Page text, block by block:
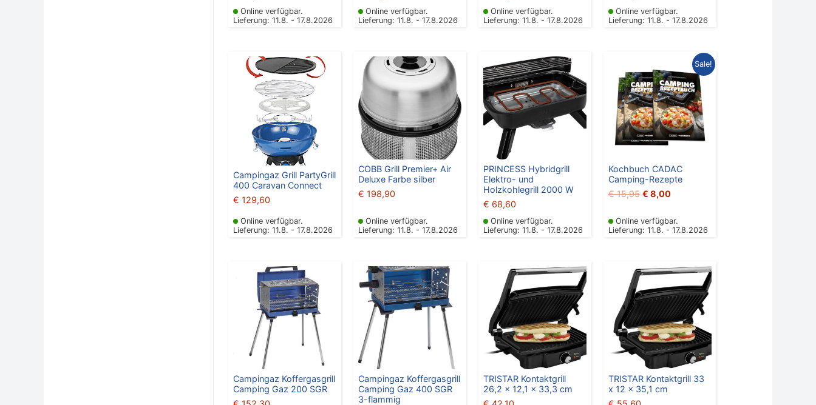
Online verfügbar.
Lieferung: 11.8. - 17.8.2026
Online verfügbar.
Lieferung: 11.8. - 17.8.2026
Online verfügbar.
Lieferung: 11.8. - 17.8.2026
Online verfügbar.
Lieferung: 11.8. - 17.8.2026
Campingaz Grill PartyGrill
400 Caravan Connect
€ 129,60
Online verfügbar.
Lieferung: 11.8. - 17.8.2026
COBB Grill Premier+ Air
Deluxe Farbe silber
€ 198,90
Online verfügbar.
Lieferung: 11.8. - 17.8.2026
PRINCESS Hybridgrill
Elektro- und
Holzkohlegrill 2000 W
€ 68,60
Online verfügbar.
Lieferung: 11.8. - 17.8.2026
Sale!
Kochbuch CADAC
Camping-Rezepte
€15,95
Ursprünglicher
Preis
war:
€ 15,95
€ 8,00
Aktueller
ist:
€ 8,00.
Online verfügbar.
Lieferung: 11.8. - 17.8.2026
Campingaz Koffergasgrill
Camping Gaz 200 SGR
Campingaz Koffergasgrill
Camping Gaz 400 SGR
3-flammig
TRISTAR Kontaktgrill
26,2 x 12,1 x 33,3 cm
TRISTAR Kontaktgrill 33
x 12 x 35,1 cm